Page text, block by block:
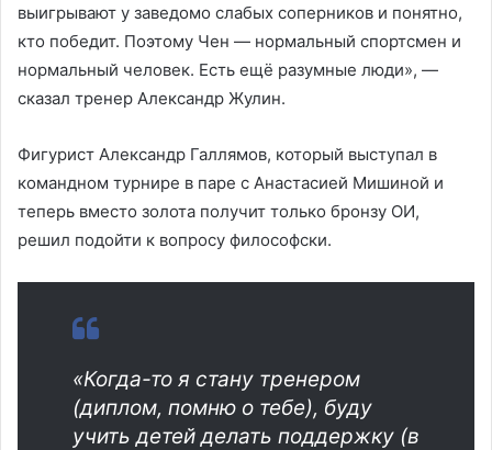
выигрывают у заведомо слабых соперников и понятно,
кто победит. Поэтому Чен — нормальный спортсмен и
нормальный человек. Есть ещё разумные люди», —
сказал тренер Александр Жулин.
Фигурист Александр Галлямов, который выступал в
командном турнире в паре с Анастасией Мишиной и
теперь вместо золота получит только бронзу ОИ,
решил подойти к вопросу философски.
«Когда-то я стану тренером
(диплом, помню о тебе), буду
учить детей делать поддержку (в